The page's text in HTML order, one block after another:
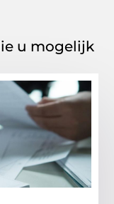
u mogelijk